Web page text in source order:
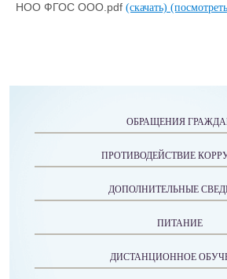
НОО ФГОС ООО.pdf (скачать)
ОБРАЩЕНИЯ
ПРОТИВОДЕЙСТВИЕ
ДОПОЛНИТЕЛЬНЫЕ
ПИТАНИЕ
ДИСТАНЦИОННОЕ